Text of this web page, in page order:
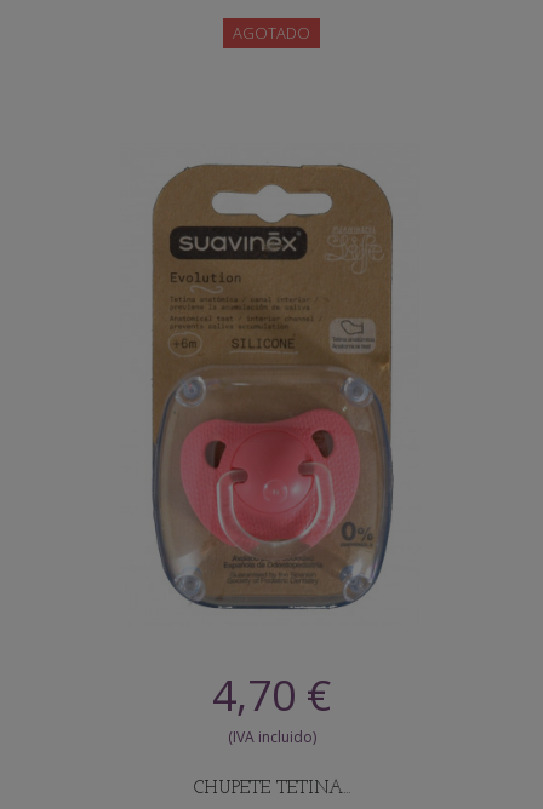
AGOTADO
4,70 €
CHUPETE TETINA...